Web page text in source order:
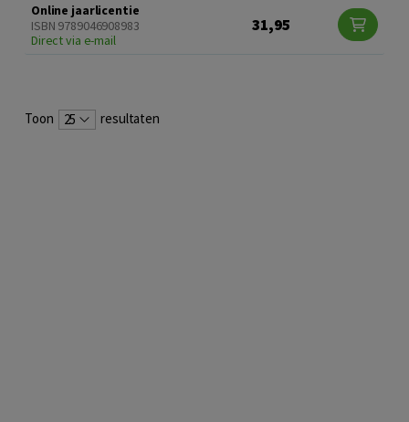
Online jaarlicentie
ISBN 9789046908983
Direct via e-mail
31,95
Toon 25 resultaten